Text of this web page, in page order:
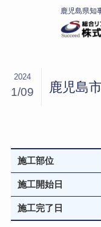
鹿児島
2024
1/09
施工部位
施工開始日
施工完了日